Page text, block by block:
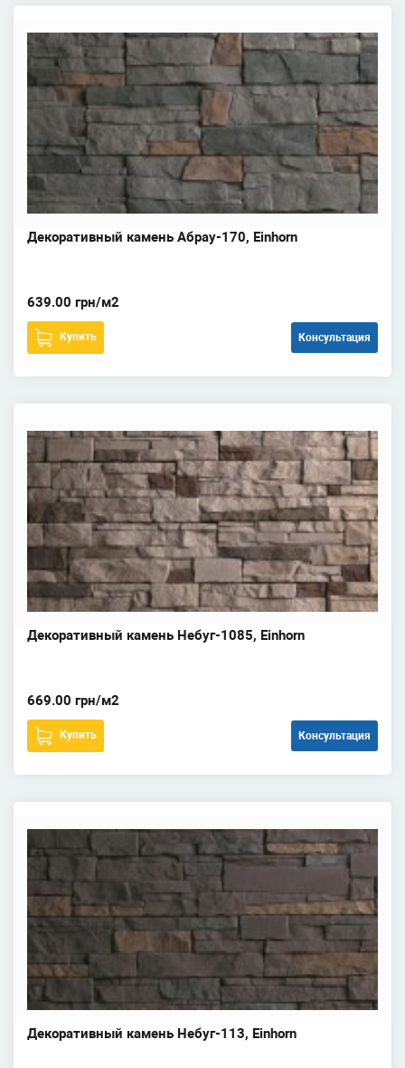
Декоративный камень Абрау-170, Einhorn
639.00 грн/м2
Купить Консультация
Декоративный камень Небуг-1085, Einhorn
669.00 грн/м2
Купить Консультация
Декоративный камень Небуг-113, Einhorn